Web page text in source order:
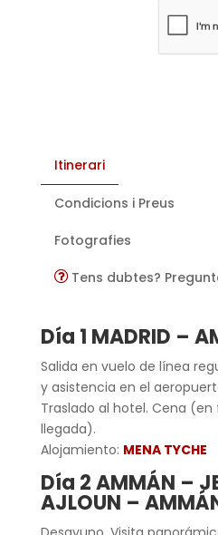
Itinerari
Condicions i Preus
Fotografies
Tens dubtes?
Día 1 MADRID –
Salida en vuelo de línea
y asistencia en el
Traslado al hotel. Cena
llegada).
Alojamiento: MENA TYCHE
Día 2 AMMÁN –
AJLOUN –